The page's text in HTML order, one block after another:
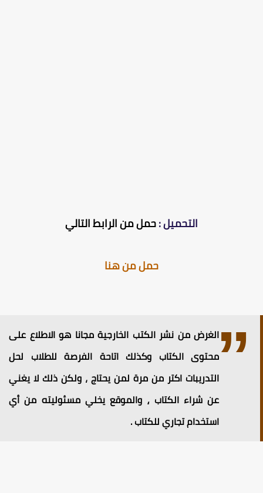
التحميل :حمل من الرابط التالي
حمل من هنا
الغرض من نشر الكتب الخارجية مجانا هو الاطلاع على
محتوى الكتاب وكذلك اتاحة الفرصة للطلاب لحل
التدريبات اكتر من مرة لمن يحتاج ، ولكن ذلك لا يغني
عن شراء الكتاب ⸲ والموقع يخلي مسئوليته من أي
استخدام تجاري للكتاب .